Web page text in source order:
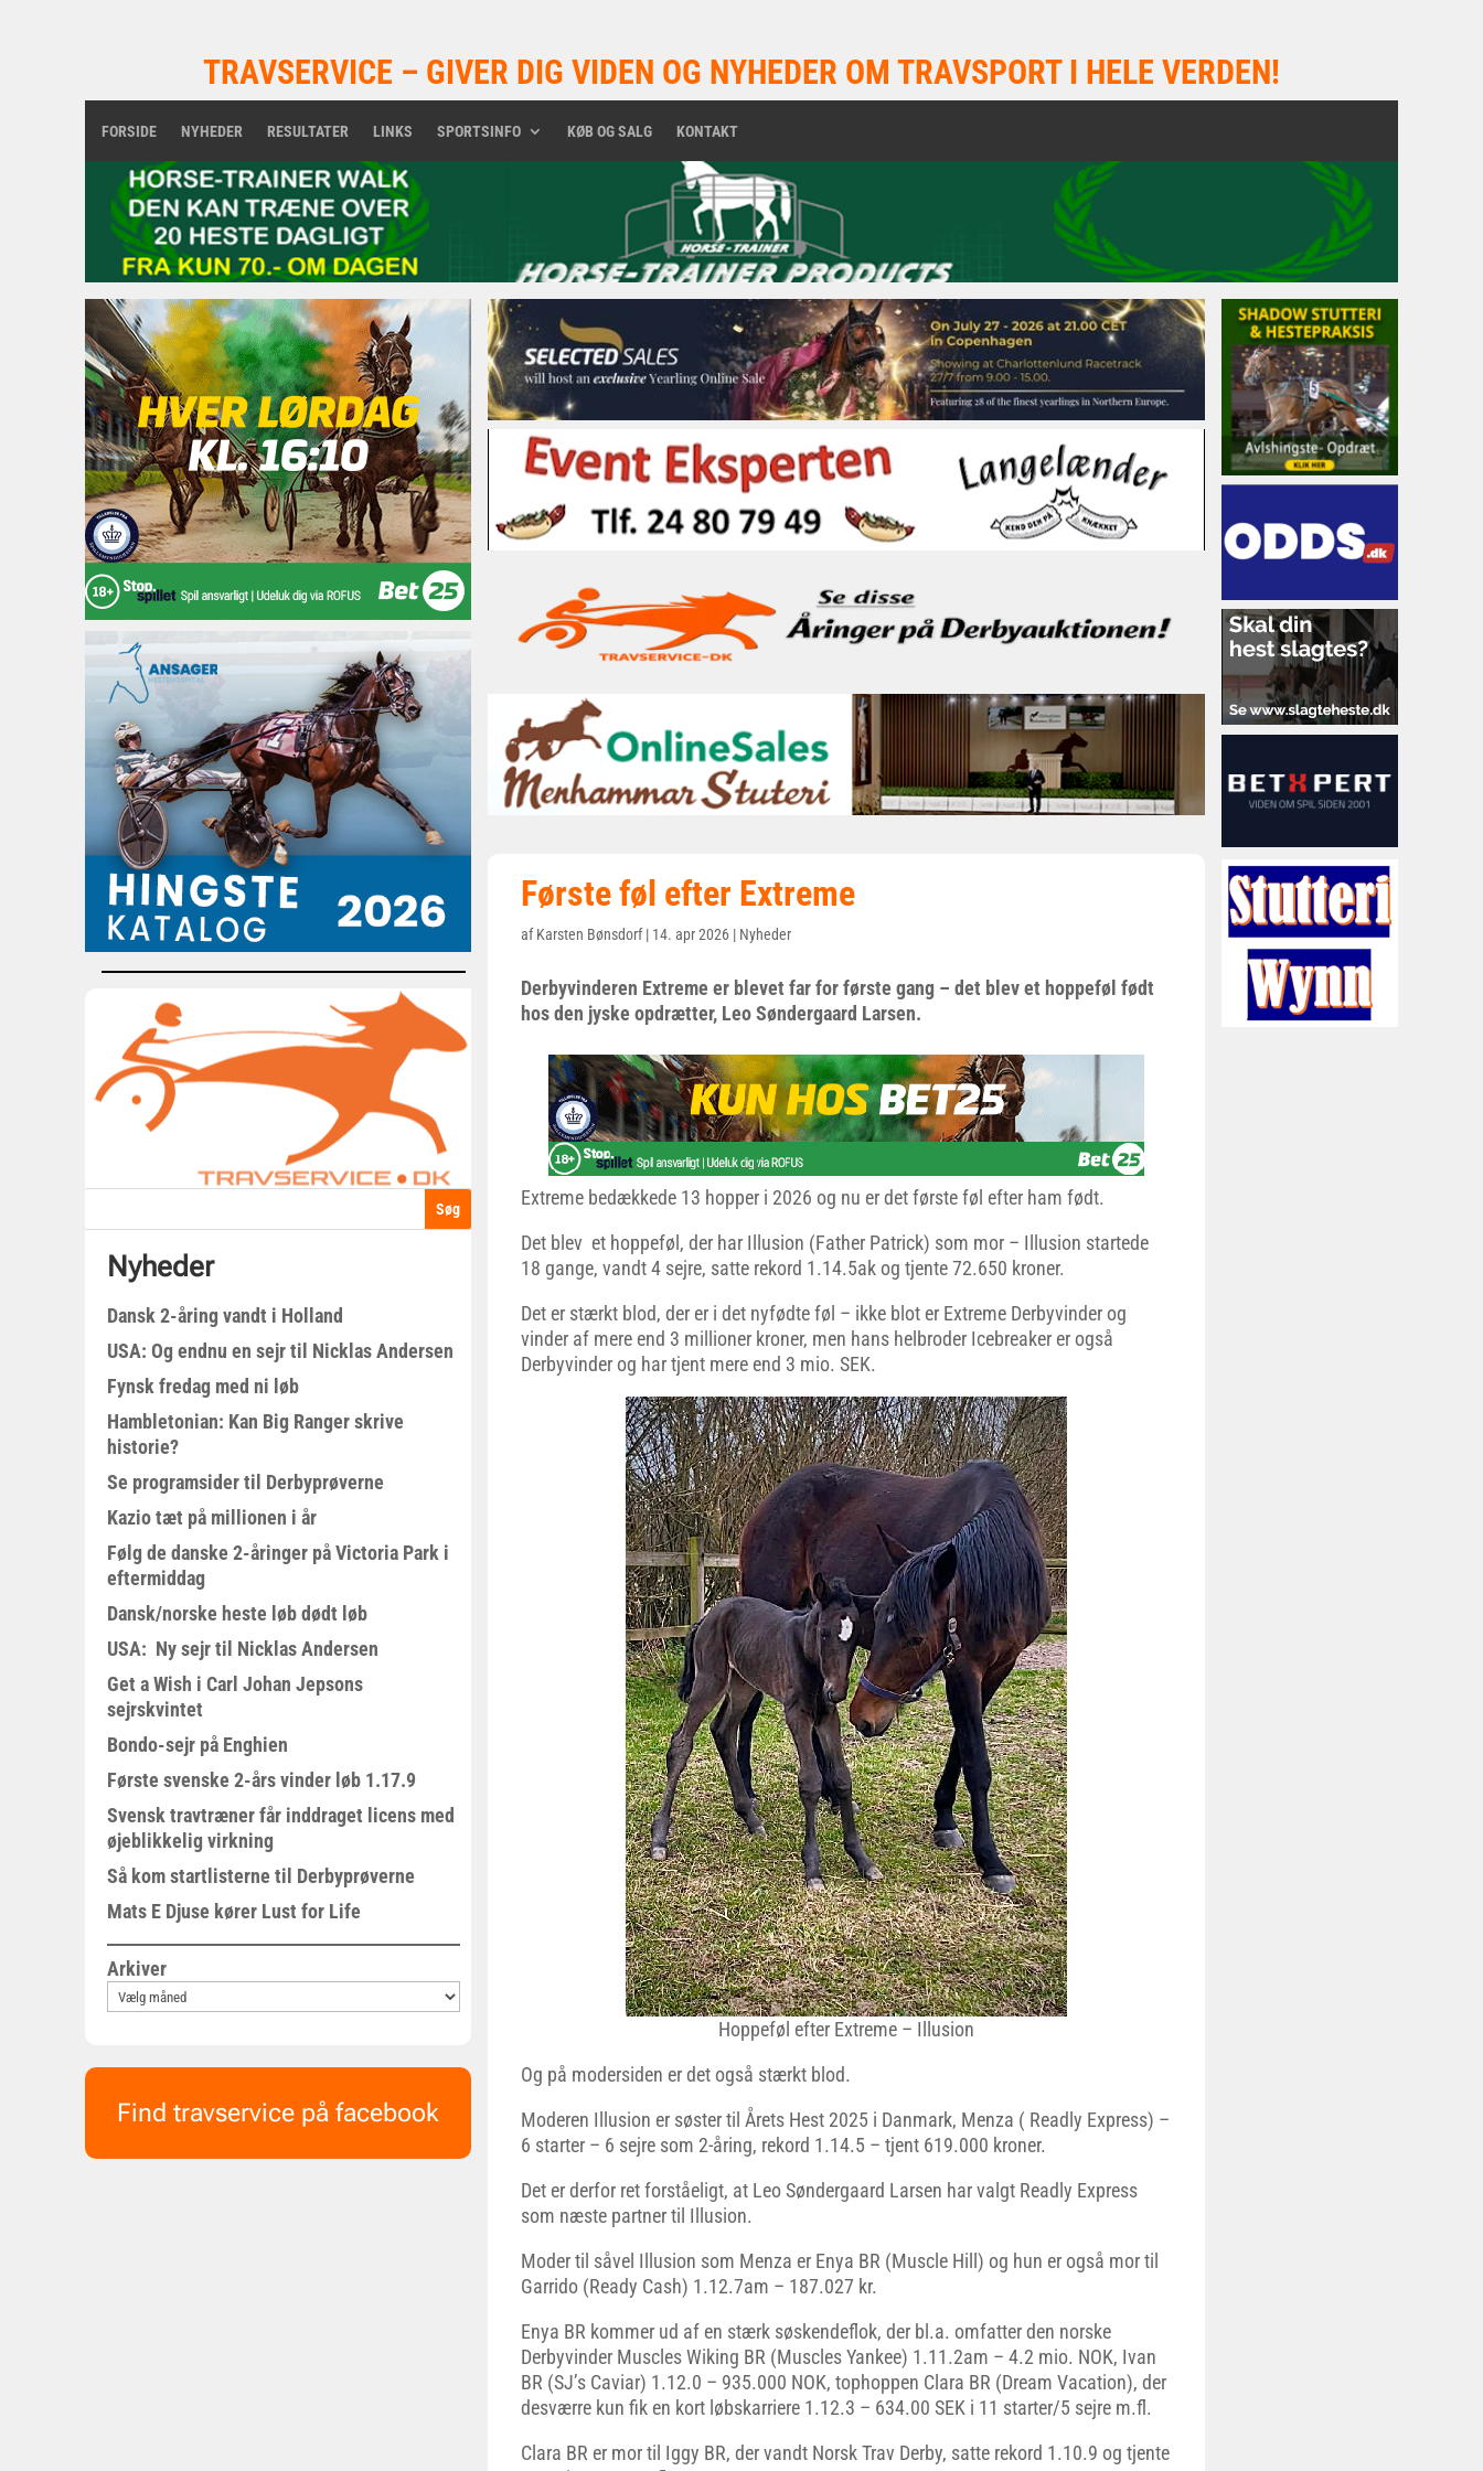
TRAVSERVICE – GIVER DIG VIDEN OG NYHEDER OM TRAVSPORT I HELE VERDEN!
FORSIDE NYHEDER RESULTATER LINKS SPORTSINFO KØB OG SALG KONTAKT
Nyheder
Dansk 2-åring vandt i Holland
USA: Og endnu en sejr til Nicklas Andersen
Fynsk fredag med ni løb
Hambletonian: Kan Big Ranger skrive
historie?
Se programsider til Derbyprøverne
Kazio tæt på millionen i år
Følg de danske 2-åringer på Victoria Park i
eftermiddag
Dansk/norske heste løb dødt løb
USA: Ny sejr til Nicklas Andersen
Get a Wish i Carl Johan Jepsons
sejrskvintet
Bondo-sejr på Enghien
Første svenske 2-års vinder løb 1.17.9
Svensk travtræner får inddraget licens med
øjeblikkelig virkning
Så kom startlisterne til Derbyprøverne
Mats E Djuse kører Lust for Life
Arkiver
Find travservice på facebook
Første føl efter Extreme
afKarsten Bønsdorf| 14. apr 2026 | Nyheder
Derbyvinderen Extreme er blevet far for første gang – det blev et hoppeføl født
hos den jyske opdrætter, Leo Søndergaard Larsen.
Extreme bedækkede 13 hopper i 2026 og nu er det første føl efter ham født.
Det blev et hoppeføl, der har Illusion (Father Patrick) som mor – Illusion startede
18 gange, vandt 4 sejre, satte rekord 1.14.5ak og tjente 72.650 kroner.
Det er stærkt blod, der er i det nyfødte føl – ikke blot er Extreme Derbyvinder og
vinder af mere end 3 millioner kroner, men hans helbroder Icebreaker er også
Derbyvinder og har tjent mere end 3 mio. SEK.
Hoppeføl efter Extreme – Illusion
Og på modersiden er det også stærkt blod.
Moderen Illusion er søster til Årets Hest 2025 i Danmark, Menza ( Readly Express) –
6 starter – 6 sejre som 2-åring, rekord 1.14.5 – tjent 619.000 kroner.
Det er derfor ret forståeligt, at Leo Søndergaard Larsen har valgt Readly Express
som næste partner til Illusion.
Moder til såvel Illusion som Menza er Enya BR (Muscle Hill) og hun er også mor til
Garrido (Ready Cash) 1.12.7am – 187.027 kr.
Enya BR kommer ud af en stærk søskendeflok, der bl.a. omfatter den norske
Derbyvinder Muscles Wiking BR (Muscles Yankee) 1.11.2am – 4.2 mio. NOK, Ivan
BR (SJ’s Caviar) 1.12.0 – 935.000 NOK, tophoppen Clara BR (Dream Vacation), der
desværre kun fik en kort løbskarriere 1.12.3 – 634.00 SEK i 11 starter/5 sejre m.fl.
Clara BR er mor til Iggy BR, der vandt Norsk Trav Derby, satte rekord 1.10.9 og tjente